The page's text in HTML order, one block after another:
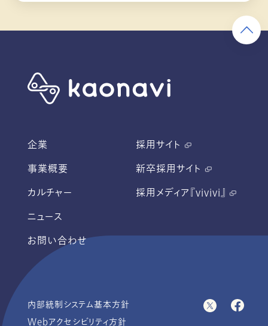
企業
事業概要
カルチャー
ニュース
お問い合わせ
採用サイト
新卒採用サイト
採用メディア『vivivi』
内部統制システム基本方針
Webアクセシビリティ方針